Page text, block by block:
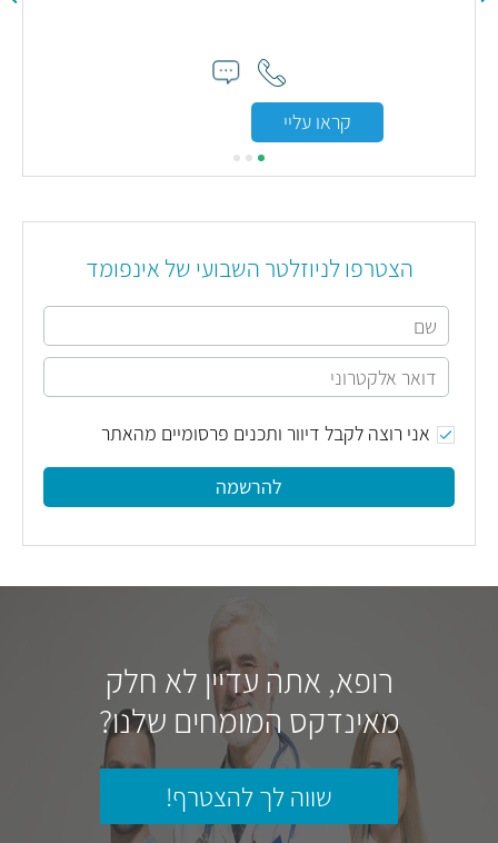
קראו עליי
הצטרפו לניוזלטר השבועי של אינפומד
אני רוצה לקבל דיוור ותכנים פרסומיים מהאתר
להרשמה
רופא, אתה עדיין לא חלק
מאינדקס המומחים שלנו?
שווה לך להצטרף!